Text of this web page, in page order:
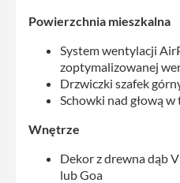
Powierzchnia mieszkalna
System wentylacji
zoptymalizowanej
Drzwiczki szafek
Schowki nad głową w
Wnętrze
Dekor z drewna dąb
lub Goa